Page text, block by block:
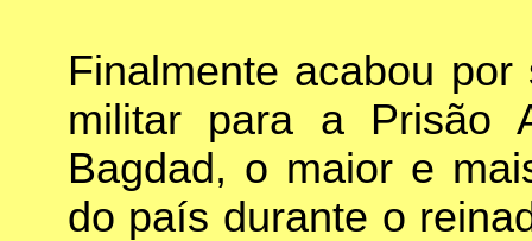
Finalmente acabou
militar para a Prisão
Bagdad, o maior e
do país durante o